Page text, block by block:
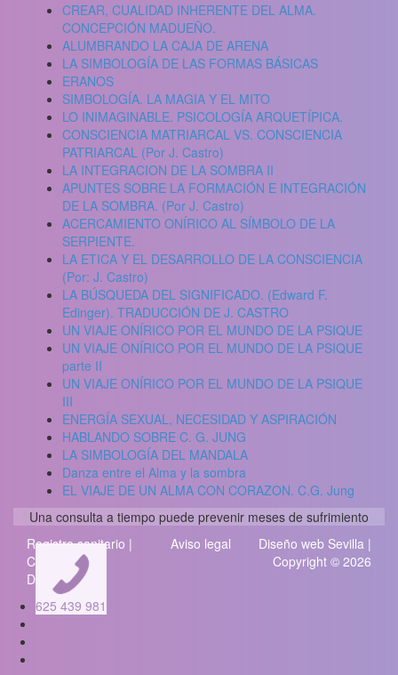
CREAR, CUALIDAD INHERENTE DEL ALMA.
CONCEPCIÓN MADUEÑO.
ALUMBRANDO LA CAJA DE ARENA
LA SIMBOLOGÍA DE LAS FORMAS BÁSICAS
ERANOS
SIMBOLOGÍA. LA MAGIA Y EL MITO
LO INIMAGINABLE. PSICOLOGÍA ARQUETÍPICA.
CONSCIENCIA MATRIARCAL VS. CONSCIENCIA
PATRIARCAL (Por J. Castro)
LA INTEGRACION DE LA SOMBRA II
APUNTES SOBRE LA FORMACIÓN E INTEGRACIÓN
DE LA SOMBRA. (Por J. Castro)
ACERCAMIENTO ONÍRICO AL SÍMBOLO DE LA
SERPIENTE.
LA ETICA Y EL DESARROLLO DE LA CONSCIENCIA
(Por: J. Castro)
LA BÚSQUEDA DEL SIGNIFICADO. (Edward F.
Edinger). TRADUCCIÓN DE J. CASTRO
UN VIAJE ONÍRICO POR EL MUNDO DE LA PSIQUE
UN VIAJE ONÍRICO POR EL MUNDO DE LA PSIQUE
parte II
UN VIAJE ONÍRICO POR EL MUNDO DE LA PSIQUE
III
ENERGÍA SEXUAL, NECESIDAD Y ASPIRACIÓN
HABLANDO SOBRE C. G. JUNG
LA SIMBOLOGÍA DEL MANDALA
Danza entre el Alma y la sombra
EL VIAJE DE UN ALMA CON CORAZON. C.G. Jung
Una consulta a tiempo puede prevenir meses de sufrimiento
Registro sanitario |
Codigo
Deontologico
Diseño web Sevilla |
Copyright © 2026
Aviso legal
625 439 981